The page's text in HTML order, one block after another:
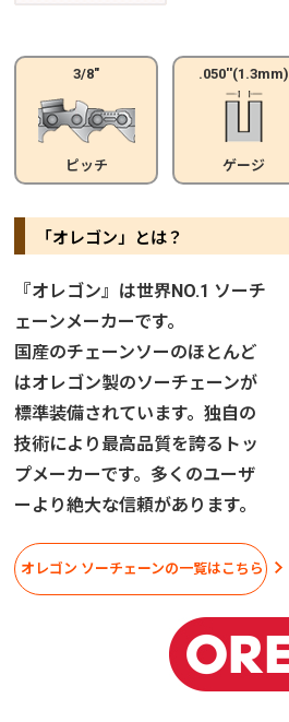
3/8"
ピッチ
.050''(1.3mm)
ゲージ
「オレゴン」とは？
『オレゴン』は世界NO.1 ソーチ
ェーンメーカーです。
国産のチェーンソーのほとんど
はオレゴン製のソーチェーンが
標準装備されています。独自の
技術により最高品質を誇るトッ
プメーカーです。多くのユーザ
ーより絶大な信頼があります。
オレゴン ソーチェーンの一覧はこちら